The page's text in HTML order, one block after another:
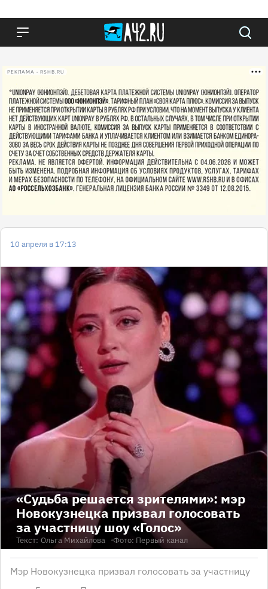
РЕКЛАМА • RSHB.RU
10 апреля в 17:13
«Судьба решается зрителями»: мэр
Новокузнецка призвал голосовать
за участницу шоу «Голос»
Текст: Ольга Михайлова Фото: Первый канал
Мэр Новокузнецка призвал голосовать за участницу